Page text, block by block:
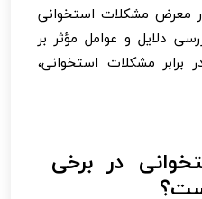
معرض مشکلات استخوانی
دلایل و عوامل مؤثر بر
مشکلات استخوانی،
در برخی